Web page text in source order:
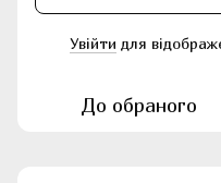
Увійти для
До обраного